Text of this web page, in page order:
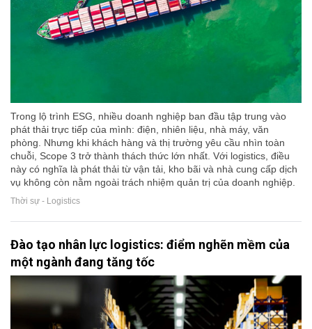
Trong lộ trình ESG, nhiều doanh nghiệp ban đầu tập trung vào
phát thải trực tiếp của mình: điện, nhiên liệu, nhà máy, văn
phòng. Nhưng khi khách hàng và thị trường yêu cầu nhìn toàn
chuỗi, Scope 3 trở thành thách thức lớn nhất. Với logistics, điều
này có nghĩa là phát thải từ vận tải, kho bãi và nhà cung cấp dịch
vụ không còn nằm ngoài trách nhiệm quản trị của doanh nghiệp.
Thời sự - Logistics
Đào tạo nhân lực logistics: điểm nghẽn mềm của
một ngành đang tăng tốc